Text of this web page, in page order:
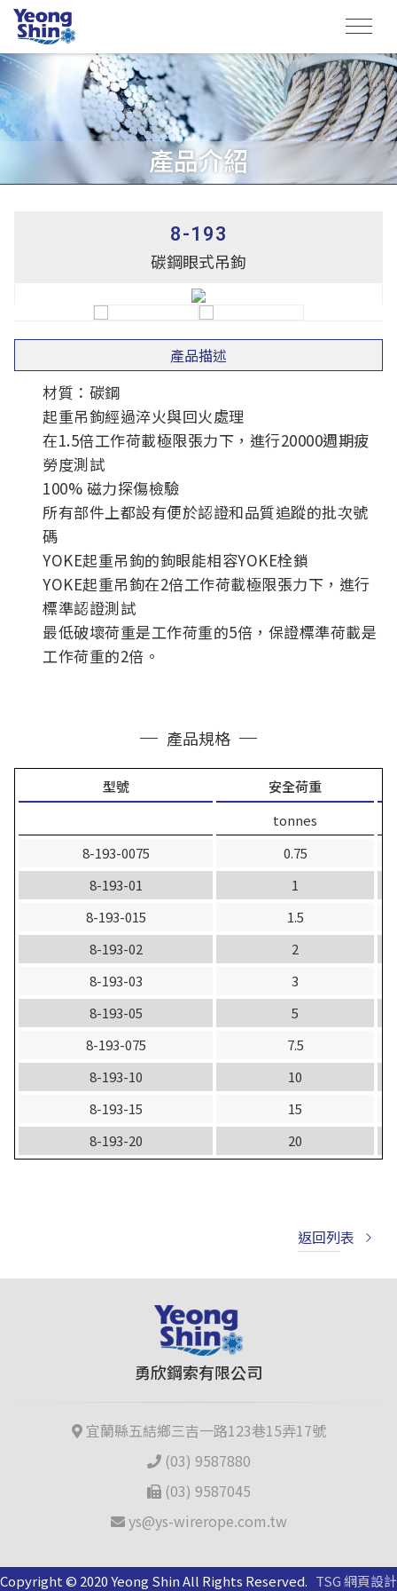
產品介紹
8-193
碳鋼眼式吊鉤
產品描述
材質：碳鋼
起重吊鉤經過淬火與回火處理
在1.5倍工作荷載極限張力下，進行20000週期疲
勞度測試
100% 磁力探傷檢驗
所有部件上都設有便於認證和品質追蹤的批次號
碼
YOKE起重吊鉤的鉤眼能相容YOKE栓鎖
YOKE起重吊鉤在2倍工作荷載極限張力下，進行
標準認證測試
最低破壞荷重是工作荷重的5倍，保證標準荷載是
工作荷重的2倍。
產品規格
型號
安全荷重
tonnes
8-193-0075
0.75
8-193-01
1
8-193-015
1.5
8-193-02
2
8-193-03
3
8-193-05
5
8-193-075
7.5
8-193-10
10
8-193-15
15
8-193-20
20
返回列表
勇欣鋼索有限公司
宜蘭縣五結鄉三吉一路123巷15弄17號
(03) 9587880
(03) 9587045
ys@ys-wirerope.com.tw
Copyright © 2020 Yeong Shin All Rights Reserved. TSG 網頁設計